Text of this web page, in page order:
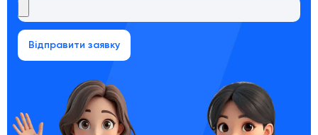
Відправити заявку